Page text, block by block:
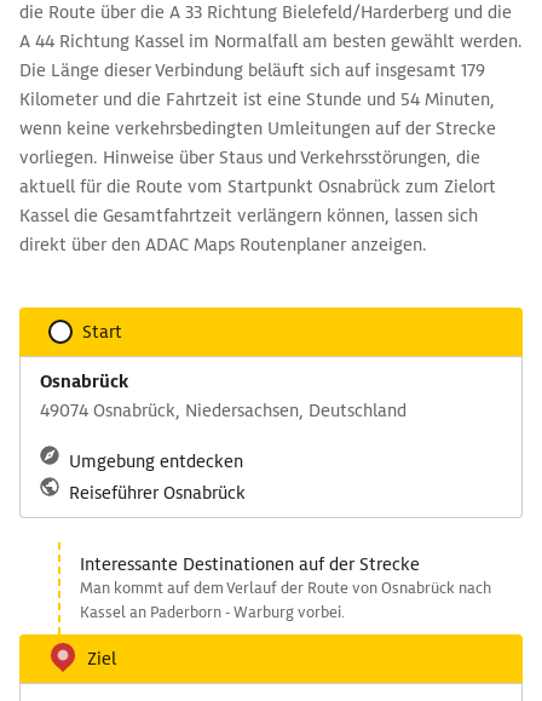
die Route über die A 33 Richtung Bielefeld/Harderberg und die
A 44 Richtung Kassel im Normalfall am besten gewählt werden.
Die Länge dieser Verbindung beläuft sich auf insgesamt 179
Kilometer und die Fahrtzeit ist eine Stunde und 54 Minuten,
wenn keine verkehrsbedingten Umleitungen auf der Strecke
vorliegen. Hinweise über Staus und Verkehrsstörungen, die
aktuell für die Route vom Startpunkt Osnabrück zum Zielort
Kassel die Gesamtfahrtzeit verlängern können, lassen sich
direkt über den ADAC Maps Routenplaner anzeigen.
Start
Osnabrück
49074 Osnabrück, Niedersachsen, Deutschland
Umgebung entdecken
Reiseführer Osnabrück
Interessante Destinationen auf der Strecke
Man kommt auf dem Verlauf der Route von Osnabrück nach
Kassel an Paderborn - Warburg vorbei.
Ziel